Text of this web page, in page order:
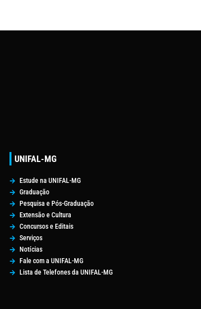
UNIFAL-MG
Estude na UNIFAL-MG
Graduação
Pesquisa e Pós-Graduação
Extensão e Cultura
Concursos e Editais
Serviços
Notícias
Fale com a UNIFAL-MG
Lista de Telefones da UNIFAL-MG